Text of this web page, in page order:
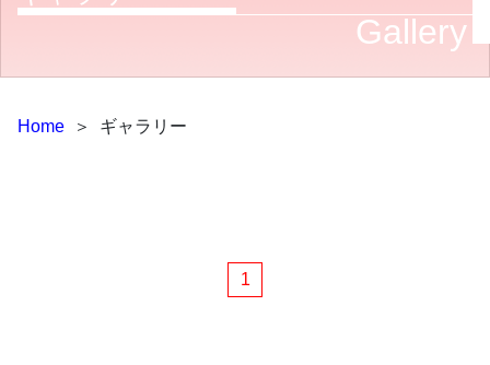
Gallery
Home ＞ ギャラリー
1